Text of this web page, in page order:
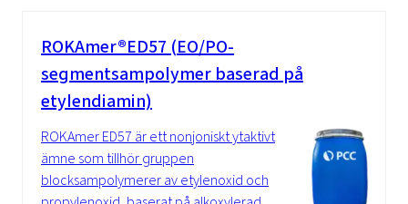
ROKAmer®ED57 (EO/PO-
segmentsampolymer baserad på
etylendiamin)
ROKAmer ED57 är ett nonjoniskt ytaktivt
ämne som tillhör gruppen
blocksampolymerer av etylenoxid och